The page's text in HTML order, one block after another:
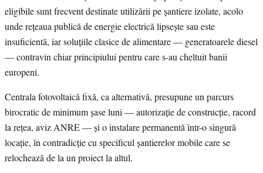
eligibile sunt frecvent destinate utilizării pe șantiere izolate, acolo
unde rețeaua publică de energie electrică lipsește sau este
insuficientă, iar soluțiile clasice de alimentare — generatoarele diesel
— contravin chiar principiului pentru care s-au cheltuit banii
europeni.
Centrala fotovoltaică fixă, ca alternativă, presupune un parcurs
birocratic de minimum șase luni — autorizație de construcție, racord
la rețea, aviz ANRE — și o instalare permanentă într-o singură
locație, în contradicție cu specificul șantierelor mobile care se
relochează de la un proiect la altul.